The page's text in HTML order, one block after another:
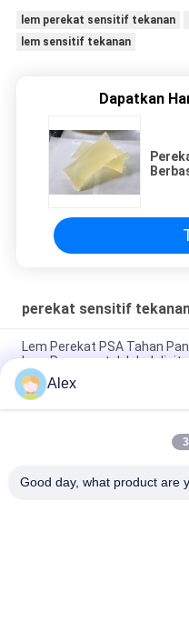
lem perekat sensitif tekanan
lem sensitif tekanan
Dapatkan
perekat sensitif
Lem Perekat PSA Tahan
Lem Panas untuk label
Lem PSA Tahan Panas Dan
Meleleh Panas
Top Sheet Nonwoven
Alex
Good day, what product are